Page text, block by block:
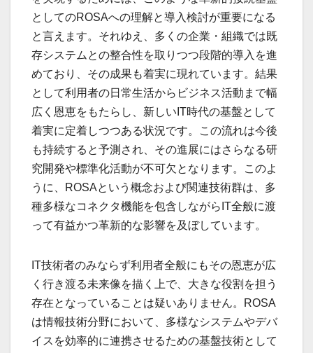
としてのROSAへの理解と導入検討が重要になる
と言えます。それゆえ、多くの企業・組織では既
存システムとの整合性を取りつつ段階的導入を進
めており、その成果も着実に現れています。結果
として利用者の日常生活からビジネス活動まで幅
広く恩恵をもたらし、新しいIT時代の基盤として
着実に定着しつつある状況です。この流れは今後
も持続すると予測され、その進展にはさらなる研
究開発や標準化活動が不可欠となります。このよ
うに、ROSAという概念および関連技術群は、多
種多様なコネクタ機能を包含しながらIT全般に渡
って有益かつ革新的な影響を及ぼしています。
IT技術者のみならず利用者全般にもその恩恵が広
く行き渡る未来像を描く上で、大きな役割を担う
存在となっていることは疑いありません。ROSA
は情報技術分野において、多様なシステムやデバ
イスを効率的に連携させるための基盤技術として